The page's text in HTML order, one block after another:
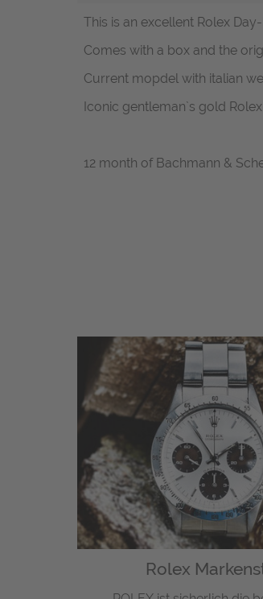
This is an excellent Rolex
Comes with a box and the
Current mopdel with italian
Iconic gentleman`s gold
12 month of Bachmann &
Rolex